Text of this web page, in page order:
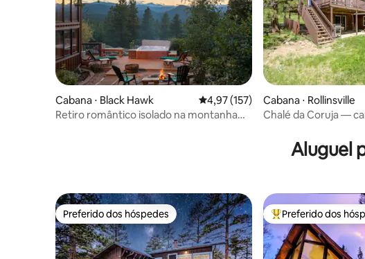
Cabana ⋅ Black Hawk 4,97 de uma avaliação média de 5,
4,97 (157)
Retiro romântico isolado na montanha
Cabana ⋅ Rollinsville
Chalé da Coruja —
Aluguel
Preferido dos hóspedes
Preferido dos hóspedes Entre os melhores
Preferido dos